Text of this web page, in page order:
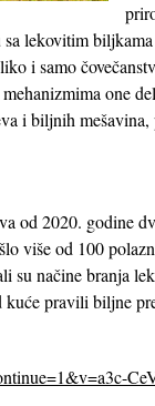
lekovitim
i samo
one
i biljnih mešavina,
od 2020. godine
više od 100
su načine branja
pravili biljne